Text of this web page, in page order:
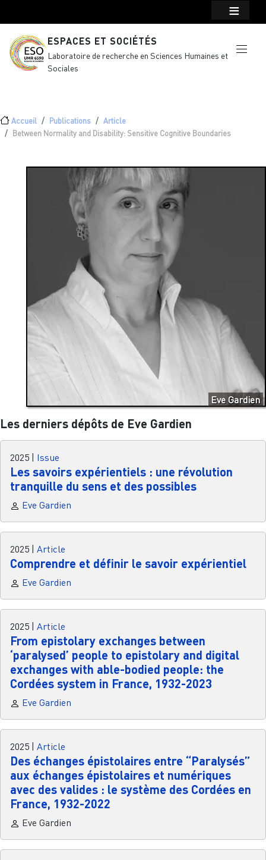
ESPACES ET SOCIÉTÉS
Laboratoire de recherche en Sciences Humaines et
Sociales
Fil d'Ariane
Accueil Publications
Article
Between Normality and Disability: Sensitive Cognitive Boundaries
Eve Gardien
Les derniers dépôts de Eve Gardien
2025 Issue
Les savoirs expérientiels : une révolution
tranquille du sens et des possibles
Eve Gardien
2025 Article
Comprendre et définir le savoir expérientiel
Eve Gardien
2025 Article
From epistolary exchanges between
‘paralysed’ people to epistolary and digital
exchanges with able-bodied people: the
Cordées system in France, 1932-2023
Eve Gardien
2025 Article
Des échanges épistolaires entre “Paralysés”
aux échanges épistolaires et numériques
avec des valides : le système des Cordées en
France, 1932-2022
Eve Gardien